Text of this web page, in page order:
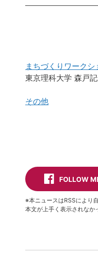
まちづくりワークシ
東京理科大学 森戸
その他
FOLLOW
※本ニュースはRSSにより
本文が上手く表示されなか